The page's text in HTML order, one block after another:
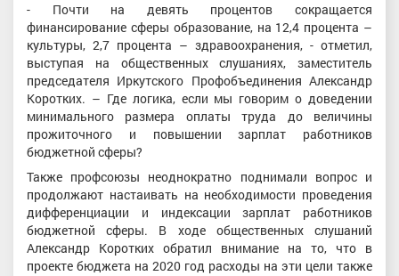
- Почти на девять процентов сокращается
финансирование сферы образование, на 12,4 процента –
культуры, 2,7 процента – здравоохранения, - отметил,
выступая на общественных слушаниях, заместитель
председателя Иркутского Профобъединения Александр
Коротких. – Где логика, если мы говорим о доведении
минимального размера оплаты труда до величины
прожиточного и повышении зарплат работников
бюджетной сферы?
Также профсоюзы неоднократно поднимали вопрос и
продолжают настаивать на необходимости проведения
дифференциации и индексации зарплат работников
бюджетной сферы. В ходе общественных слушаний
Александр Коротких обратил внимание на то, что в
проекте бюджета на 2020 год расходы на эти цели также